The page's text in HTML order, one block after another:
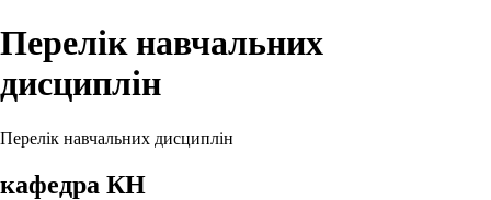
Перелік навчальних
дисциплін
Перелік навчальних дисциплін
кафедра КН